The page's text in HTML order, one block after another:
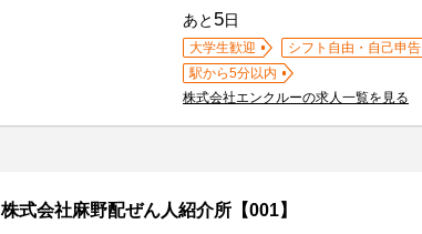
あと 5日
大学生歓迎 シフト自由・自己申告
駅から5分以内
株式会社エンクルーの求人一覧を見る
株式会社麻野配ぜん人紹介所【001】